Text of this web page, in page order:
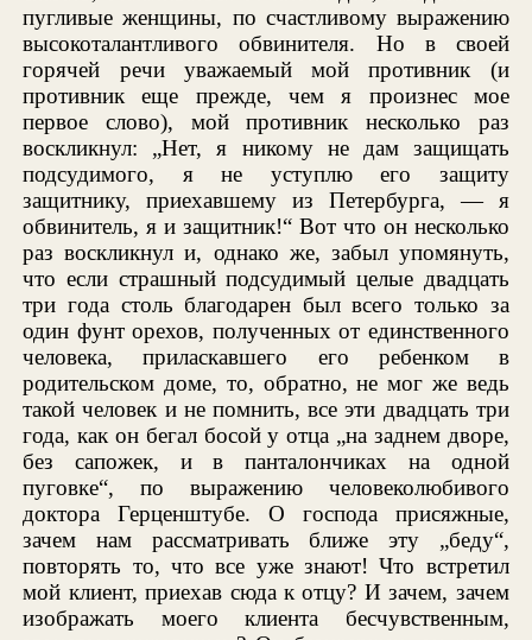
пугливые женщины, по счастливому выражению
высокоталантливого обвинителя. Но в своей
горячей речи уважаемый мой противник (и
противник еще прежде, чем я произнес мое
первое слово), мой противник несколько раз
воскликнул: „Нет, я никому не дам защищать
подсудимого, я не уступлю его защиту
защитнику, приехавшему из Петербурга, — я
обвинитель, я и защитник!“ Вот что он несколько
раз воскликнул и, однако же, забыл упомянуть,
что если страшный подсудимый целые двадцать
три года столь благодарен был всего только за
один фунт орехов, полученных от единственного
человека, приласкавшего его ребенком в
родительском доме, то, обратно, не мог же ведь
такой человек и не помнить, все эти двадцать три
года, как он бегал босой у отца „на заднем дворе,
без сапожек, и в панталончиках на одной
пуговке“, по выражению человеколюбивого
доктора Герценштубе. О господа присяжные,
зачем нам рассматривать ближе эту „беду“,
повторять то, что все уже знают! Что встретил
мой клиент, приехав сюда к отцу? И зачем, зачем
изображать моего клиента бесчувственным,